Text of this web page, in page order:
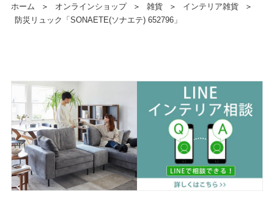
ホーム ＞ オンラインショップ ＞ 雑貨 ＞ インテリア雑貨
＞
防災リュック「SONAETE(ソナエテ) 652796」